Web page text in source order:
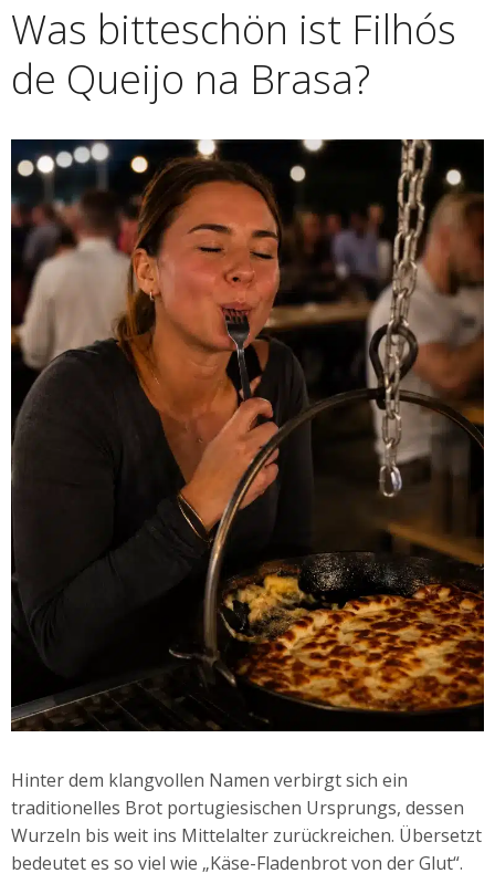
Was bitteschön ist Filhós
de Queijo na Brasa?
Hinter dem klangvollen Namen verbirgt sich ein
traditionelles Brot portugiesischen Ursprungs, dessen
Wurzeln bis weit ins Mittelalter zurückreichen. Übersetzt
bedeutet es so viel wie „Käse-Fladenbrot von der Glut“.